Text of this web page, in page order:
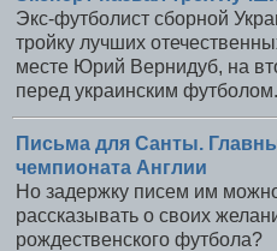
Экс-футболист сборной
тройку лучших
месте Юрий Вернидуб, на
перед украинским
Письма для Санты.
чемпионата Англии
Но задержку писем им
рассказывать о своих
рождественского футбола?